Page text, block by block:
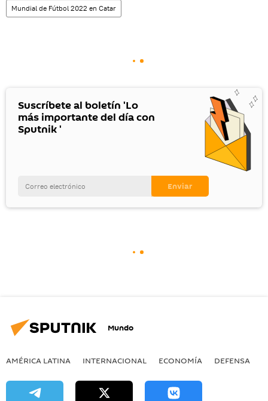
Mundial de Fútbol 2022 en Catar
Suscríbete al boletín 'Lo
más importante del día con
Sputnik '
Mundo
AMÉRICA LATINA INTERNACIONAL ECONOMÍA DEFENSA